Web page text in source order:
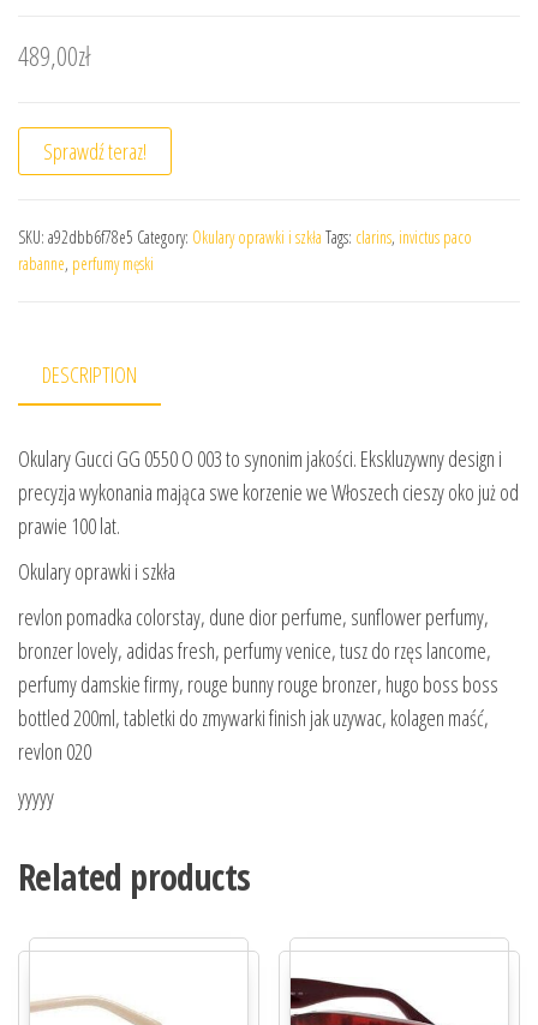
489,00zł
Sprawdź teraz!
SKU: a92dbb6f78e5 Category: Okulary oprawki i szkła Tags: clarins, invictus paco
rabanne, perfumy męski
DESCRIPTION
Okulary Gucci GG 0550 O 003 to synonim jakości. Ekskluzywny design i
precyzja wykonania mająca swe korzenie we Włoszech cieszy oko już od
prawie 100 lat.
Okulary oprawki i szkła
revlon pomadka colorstay, dune dior perfume, sunflower perfumy,
bronzer lovely, adidas fresh, perfumy venice, tusz do rzęs lancome,
perfumy damskie firmy, rouge bunny rouge bronzer, hugo boss boss
bottled 200ml, tabletki do zmywarki finish jak uzywac, kolagen maść,
revlon 020
yyyyy
Related products